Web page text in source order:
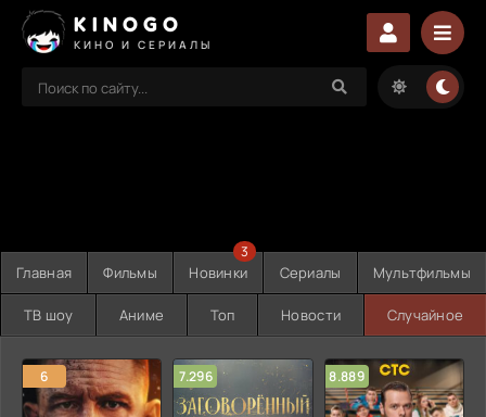
KINOGO
КИНО И СЕРИАЛЫ
Главная Фильмы Новинки
3
Сериалы Мультфильмы
ТВ шоу Аниме Топ Новости Случайное
6 7.296 8.889